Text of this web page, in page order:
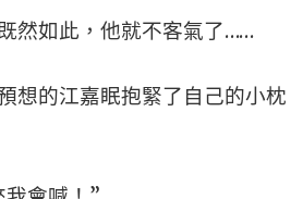
然如此，他就不客氣了……
想的江嘉眠抱緊了自己的小枕